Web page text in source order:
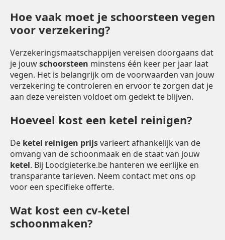
Hoe vaak moet je schoorsteen vegen
voor verzekering?
Verzekeringsmaatschappijen vereisen doorgaans dat
je jouwschoorsteen minstens één keer per jaar laat
vegen. Het is belangrijk om de voorwaarden van jouw
verzekering te controleren en ervoor te zorgen dat je
aan deze vereisten voldoet om gedekt te blijven.
Hoeveel kost een ketel reinigen?
De ketel reinigen prijsvarieert afhankelijk van de
omvang van de schoonmaak en de staat van jouw
ketel. Bij Loodgieterke.be hanteren we eerlijke en
transparante tarieven. Neem contact met ons op
voor een specifieke offerte.
Wat kost een cv-ketel
schoonmaken?